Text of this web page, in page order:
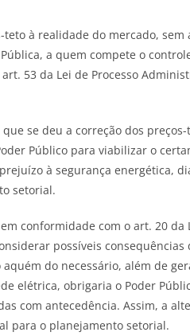
teto à realidade do mercado,
a quem compete o
53 da Lei de Processo
se deu a correção dos
Público para viabilizar o
à segurança energética,
setorial.
conformidade com o art. 20
possíveis consequências
do necessário, além de
elétrica, obrigaria o Poder
com antecedência. Assim, a
para o planejamento setorial.